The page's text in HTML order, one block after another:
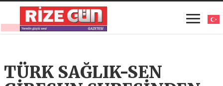
TÜRK SAĞLIK-SEN